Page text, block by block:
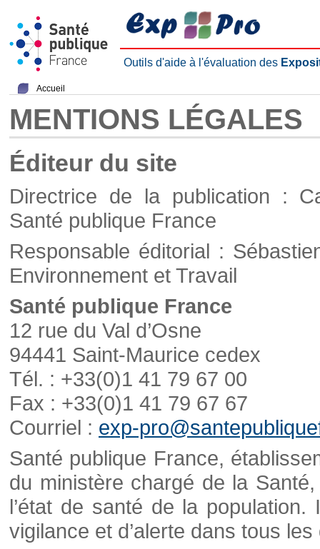
Outils d'aide à l'évaluation des
Accueil
MENTIONS LÉGALES
Éditeur du site
Directrice de la publication :
Santé publique France
Responsable éditorial :
Environnement et Travail
Santé publique France
12 rue du Val d’Osne
94441 Saint-Maurice cedex
Tél. : +33(0)1 41 79 67 00
Fax : +33(0)1 41 79 67 67
Courriel : exp-
Santé publique France,
du ministère chargé de la
l’état de santé de la
vigilance et d’alerte dans tous